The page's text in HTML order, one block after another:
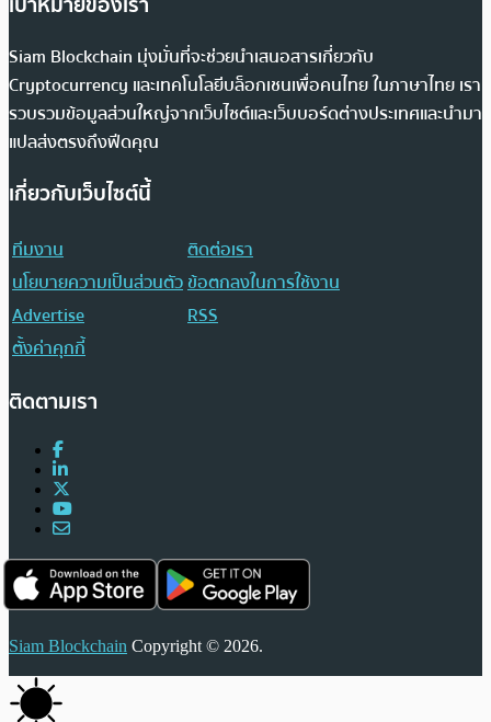
Siam Blockchain มุ่งมั่นที่จะช่วยนำเสนอสารเกี่ยวกับ
Cryptocurrency และเทคโนโลยีบล็อกเชนเพื่อคนไทย ในภาษาไทย เรา
รวบรวมข้อมูลส่วนใหญ่จากเว็บไซต์และเว็บบอร์ดต่างประเทศและนำมา
แปลส่งตรงถึงฟีดคุณ
เกี่ยวกับเว็บไซต์นี้
ทีมงาน
ติดต่อเรา
นโยบายความเป็นส่วนตัวข้อตกลงในการใช้งาน
Advertise
RSS
ตั้งค่าคุกกี้
ติดตามเรา
Siam Blockchain Copyright © 2026.